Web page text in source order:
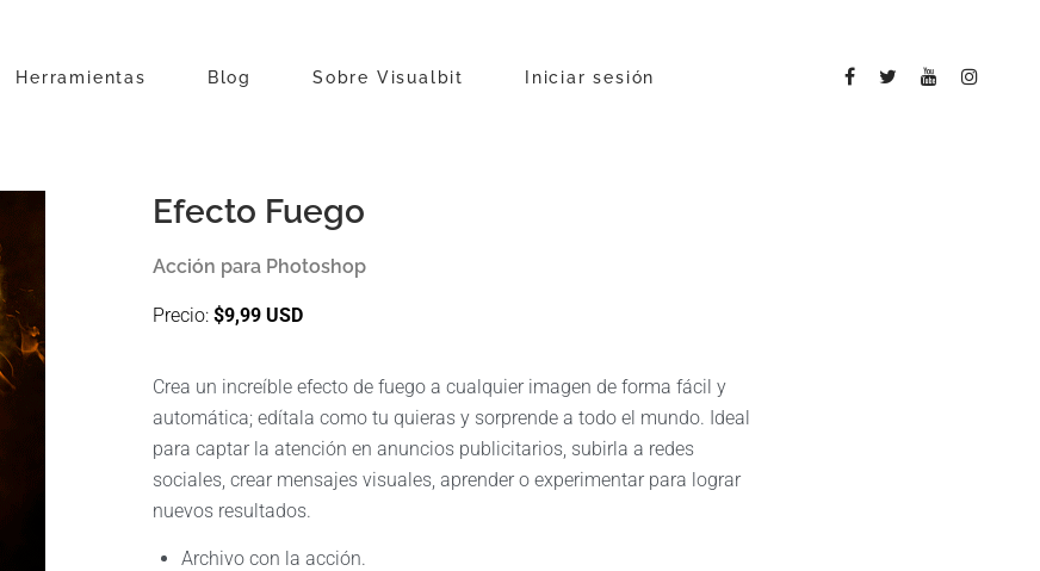
Herramientas Blog Sobre Visualbit Iniciar sesión
Efecto Fuego
Acción para Photoshop
Precio: $9,99 USD
Crea un increíble efecto de fuego a cualquier imagen de forma fácil y
automática; edítala como tu quieras y sorprende a todo el mundo. Ideal
para captar la atención en anuncios publicitarios, subirla a redes
sociales, crear mensajes visuales, aprender o experimentar para lograr
nuevos resultados.
Archivo con la acción.